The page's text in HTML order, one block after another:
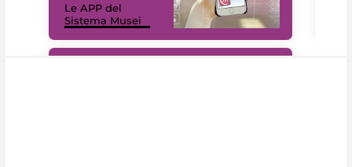
Le APP del
Sistema Musei